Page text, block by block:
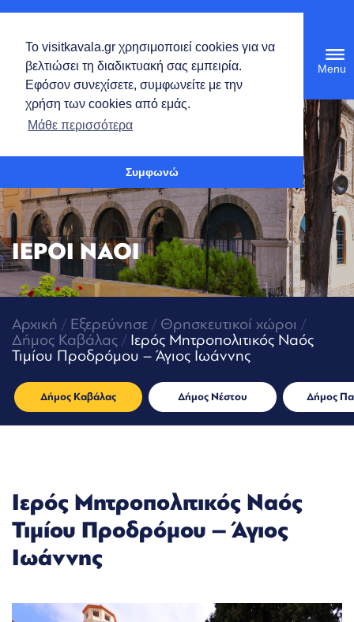
Ανοίξτε τη γραμμή εργαλείων
Το visitkavala.gr χρησιμοποιεί cookies για να
βελτιώσει τη διαδικτυακή σας εμπειρία.
Εφόσον συνεχίσετε, συμφωνείτε με την
χρήση των cookies από εμάς.
Μάθε περισσότερα
Συμφωνώ
ΙΕΡΟΙ ΝΑΟΙ
Αρχική / Εξερεύνησε / Θρησκευτικοί χώροι /
Δήμος Καβάλας / Ιερός Μητροπολιτικός Ναός
Τιμίου Προδρόμου – Άγιος Ιωάννης
Δήμος Καβάλας Δήμος Νέστου Δήμος
Ιερός Μητροπολιτικός Ναός
Τιμίου Προδρόμου – Άγιος
Ιωάννης